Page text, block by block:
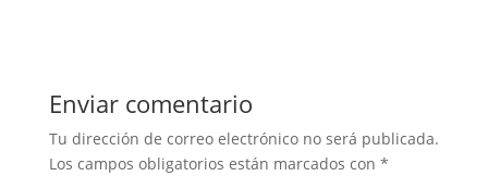
Enviar comentario
Tu dirección de correo electrónico no será publicada.
Los campos obligatorios están marcados con *